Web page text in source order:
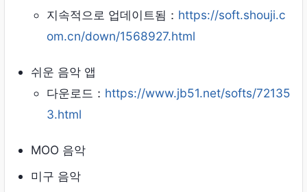
지속적으로 업데이트됨： https://soft.shouji.c
om.cn/down/1568927.html
쉬운 음악 앱
다운로드： https://www.jb51.net/softs/72135
3.html
MOO 음악
미구 음악